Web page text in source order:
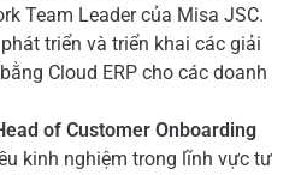
Team Leader của Misa JSC.
triển và triển khai các giải
Cloud ERP cho các doanh
of Customer Onboarding
kinh nghiệm trong lĩnh vực tư